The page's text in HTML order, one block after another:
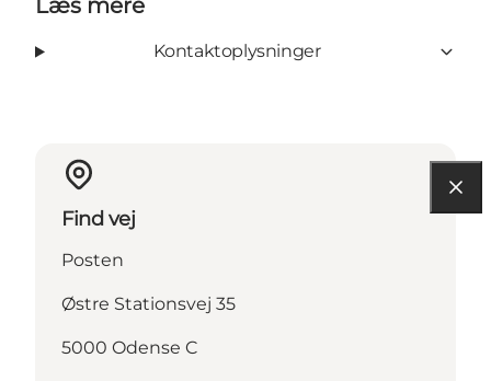
Læs mere
Kontaktoplysninger
Find vej
Posten
Østre Stationsvej 35
5000 Odense C